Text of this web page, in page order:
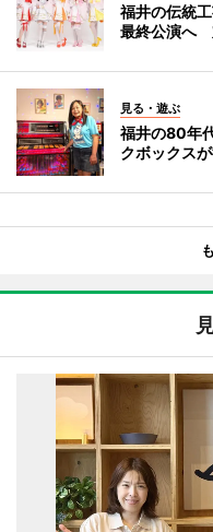
福井の伝統
最終公演へ
見る・遊ぶ
福井の80年
クボックス